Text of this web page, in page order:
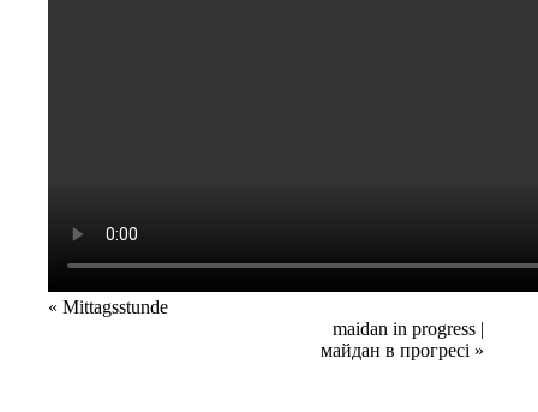
Veranstaltung
« Mittagsstunde
maidan in progress |
майдан в прогресі »